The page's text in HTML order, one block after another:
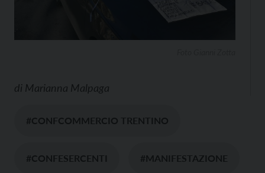
di Marianna Malpaga
#CONFCOMMERCIO TRENTINO
#CONFESERCENTI #MANIFESTAZIONE